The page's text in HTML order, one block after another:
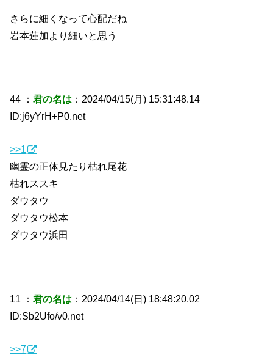
さらに細くなって心配だね
岩本蓮加より細いと思う
44 ：君の名は ：2024/04/15(月) 15:31:48.14
ID:j6yYrH+P0.net
>>1
幽霊の正体見たり枯れ尾花
枯れススキ
ダウタウ
ダウタウ松本
ダウタウ浜田
11 ：君の名は ：2024/04/14(日) 18:48:20.02
ID:Sb2Ufo/v0.net
>>7